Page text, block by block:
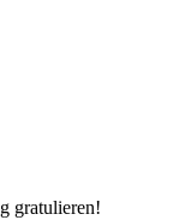
gratulieren!